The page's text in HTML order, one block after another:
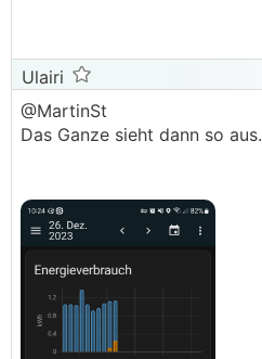
Ulairi
@­MartinSt
Das Ganze sieht dann so aus.